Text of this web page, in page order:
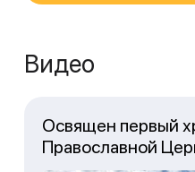
Видео
Освящен первый
Православной